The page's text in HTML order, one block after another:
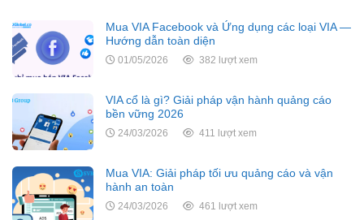
Mua VIA Facebook và Ứng dụng các loại VIA —
Hướng dẫn toàn diện
01/05/2026 382 lượt xem
VIA cổ là gì? Giải pháp vận hành quảng cáo
bền vững 2026
24/03/2026 411 lượt xem
Mua VIA: Giải pháp tối ưu quảng cáo và vận
hành an toàn
24/03/2026 461 lượt xem